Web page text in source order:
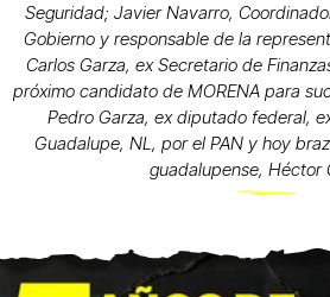
Seguridad; Javier Navarro,
Gobierno y responsable de la
Carlos Garza, ex Secretario de
próximo candidato de MORENA para
Pedro Garza, ex diputado federal,
Guadalupe, NL, por el PAN y hoy
guadalupense, Héctor